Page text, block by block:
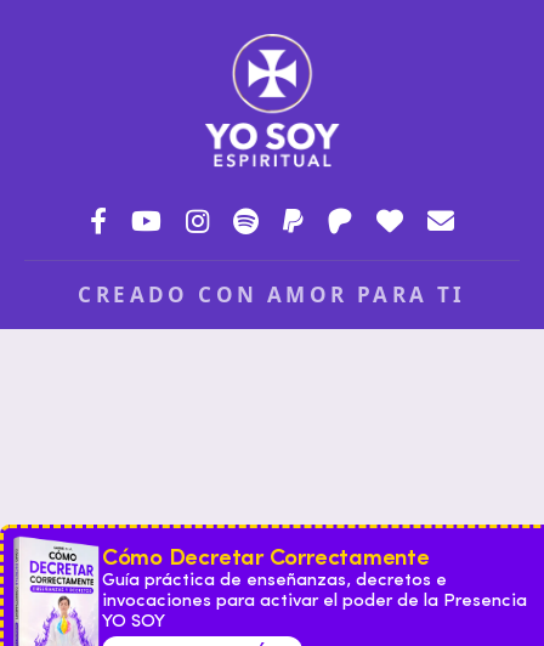
CREADO CON AMOR PARA TI
Cómo Decretar Correctamente
Guía práctica de enseñanzas, decretos e
invocaciones para activar el poder de la Presencia
YO SOY